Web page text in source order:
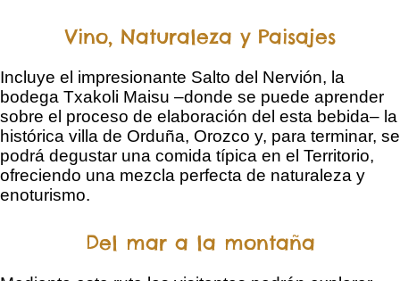
Vino, Naturaleza y Paisajes
Incluye el impresionante Salto del Nervión, la
bodega Txakoli Maisu –donde se puede aprender
sobre el proceso de elaboración del esta bebida– la
histórica villa de Orduña, Orozco y, para terminar, se
podrá degustar una comida típica en el Territorio,
ofreciendo una mezcla perfecta de naturaleza y
enoturismo.
Del mar a la montaña